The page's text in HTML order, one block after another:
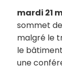
mardi 21
sommet
malgré le
le
une